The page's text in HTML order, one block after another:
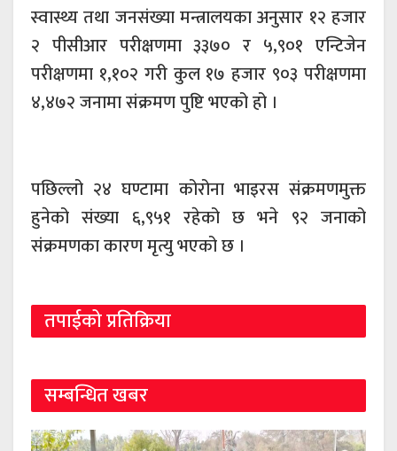
स्वास्थ्य तथा जनसंख्या मन्त्रालयका अनुसार १२ हजार
२ पीसीआर परीक्षणमा ३३७० र ५,९०१ एन्टिजेन
परीक्षणमा १,१०२ गरी कुल १७ हजार ९०३ परीक्षणमा
४,४७२ जनामा संक्रमण पुष्टि भएको हो ।
पछिल्लो २४ घण्टामा कोरोना भाइरस संक्रमणमुक्त
हुनेको संख्या ६,९५१ रहेको छ भने ९२ जनाको
संक्रमणका कारण मृत्यु भएको छ ।
तपाईको प्रतिक्रिया
सम्बन्धित खबर